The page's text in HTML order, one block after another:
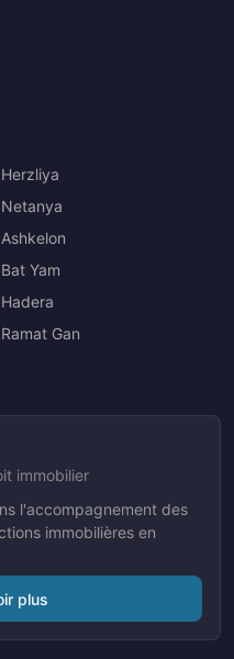
Herzliya
Netanya
Ashkelon
Bat Yam
Hadera
Ramat Gan
immobilier
l'accompagnement des
immobilières en
plus